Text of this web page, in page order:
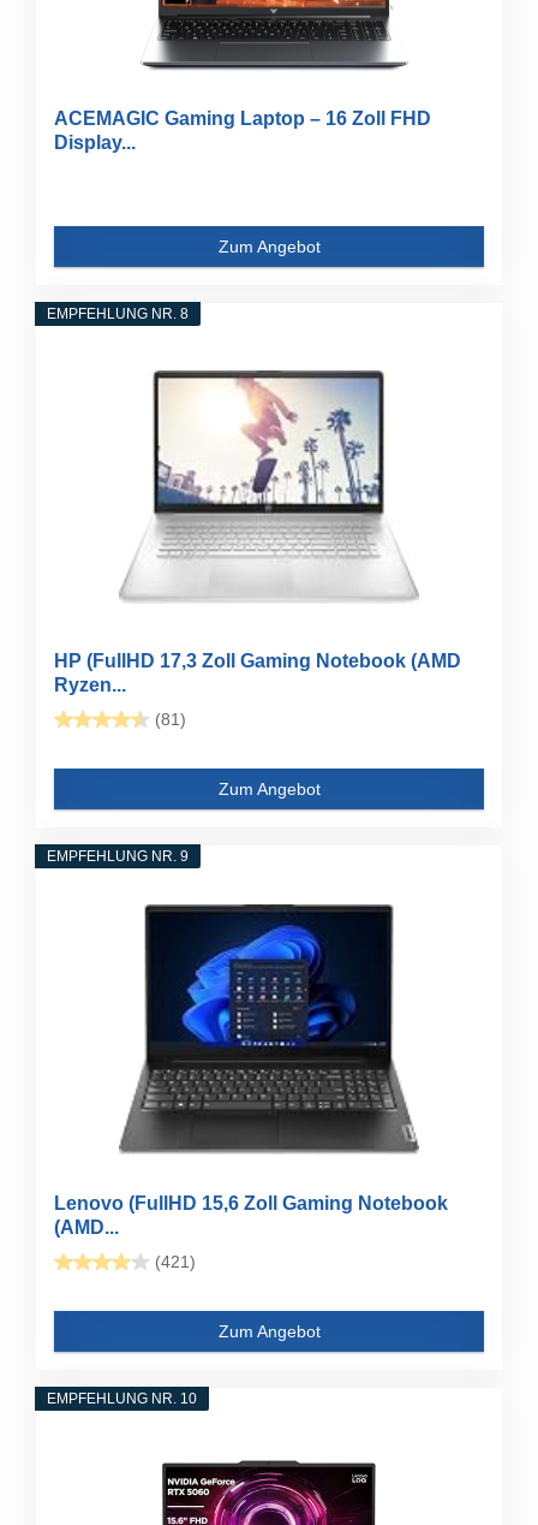
ACEMAGIC Gaming Laptop – 16 Zoll FHD
Display...
Zum Angebot
EMPFEHLUNG NR. 8
HP (FullHD 17,3 Zoll Gaming Notebook (AMD
Ryzen...
(81)
Zum Angebot
EMPFEHLUNG NR. 9
Lenovo (FullHD 15,6 Zoll Gaming Notebook
(AMD...
(421)
Zum Angebot
EMPFEHLUNG NR. 10